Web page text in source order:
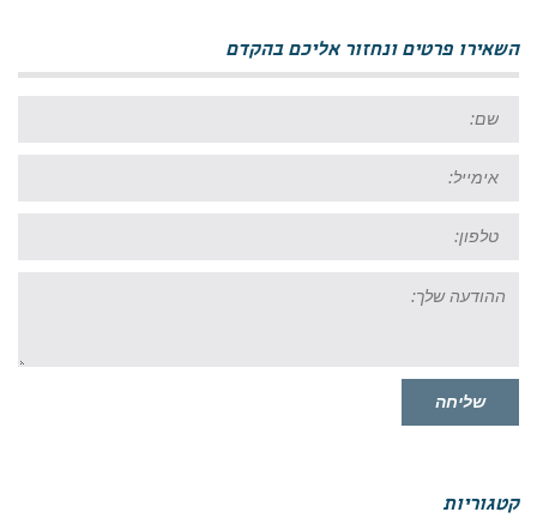
השאירו פרטים ונחזור אליכם בהקדם
שלך:
שליחה
קטגוריות